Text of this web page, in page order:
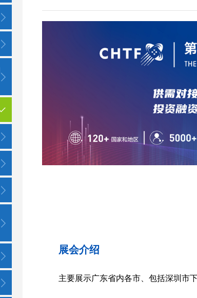
展会介绍
主要展示广东省内各市、包括深圳市